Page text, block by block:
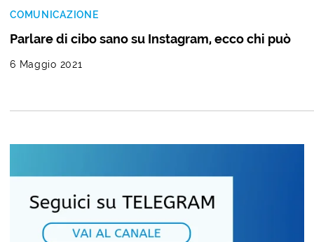
COMUNICAZIONE
Parlare di cibo sano su Instagram, ecco chi può
6 Maggio 2021